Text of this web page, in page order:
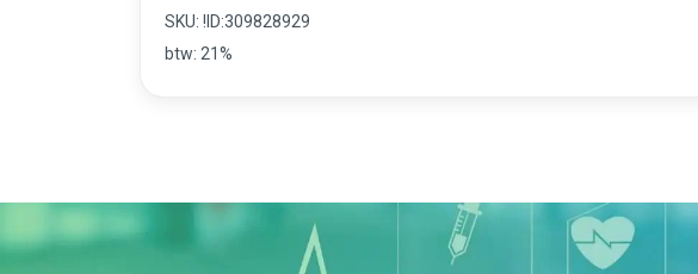
SKU: !ID:309828929
btw: 21%